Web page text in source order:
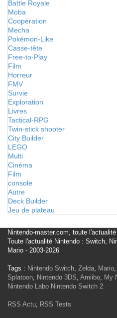
Battle Royale
Moba
Coopération
Mecha
Pokémon-Like
Casse-tête
Free-to-Play
Film
Horreur
FMV
Survie
Exploration
Livres
Tactical-RPG
Twin-stick shooter
City Builder
LEGO
Multi
Cinéma
Film
console
Autre
Deck Builder
Jeu de plateau
Nintendo-master.com, toute
Toute l'actualité Nintendo : Switch,
Mario - 2003-2026
Tags : Nintendo Switch, Zelda, Mario,
Splatoon, Nintendo 3DS, Amiibo, My
Nintendo Labo Nintendo Switch 2
RSS Actu, RSS Tests